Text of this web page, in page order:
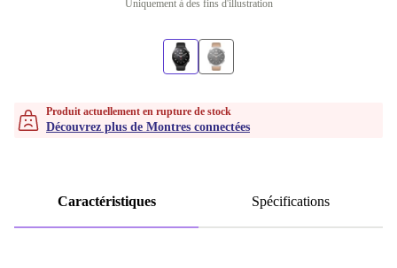
Uniquement à des fins d'illustration
Produit actuellement en rupture de stock
Découvrez plus de Montres connectées
Caractéristiques Spécifications